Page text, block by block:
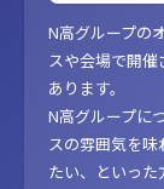
N高グループの
スや会場で開
あります。
N高グループに
スの雰囲気を
たい、といった